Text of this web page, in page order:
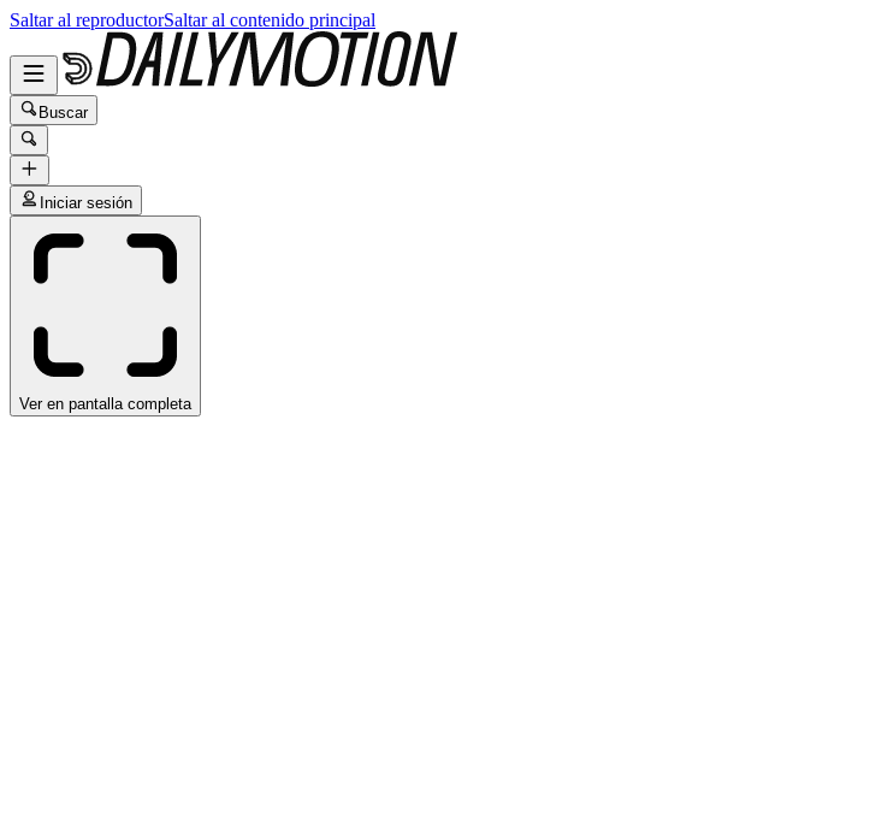
Saltar al reproductorSaltar al contenido principal
Buscar
Iniciar sesión
Ver en pantalla completa